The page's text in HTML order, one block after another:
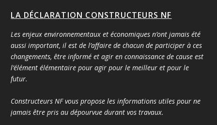
LA DÉCLARATION CONSTRUCTEURS NF
Les enjeux environnementaux et économiques n’ont jamais été
aussi important, il est de l’affaire de chacun de participer à ces
changements, être informé et agir en connaissance de cause est
l’élément élémentaire pour agir pour le meilleur et pour le
futur.
Constructeurs NF vous propose les informations utiles pour ne
jamais être pris au dépourvue durant vos travaux.